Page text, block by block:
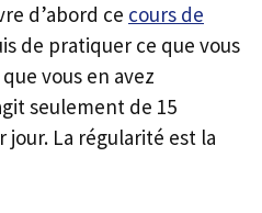
d’abord ce cours de
de pratiquer ce que vous
vous en avez
seulement de 15
La régularité est la